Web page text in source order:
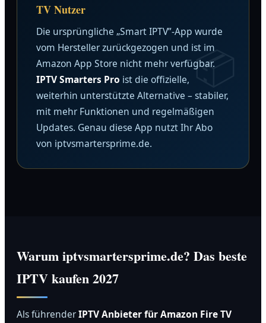
TV Nutzer
Die ursprüngliche „Smart IPTV”-App wurde
vom Hersteller zurückgezogen und ist im
Amazon App Store nicht mehr verfügbar.
IPTV Smarters Pro ist die offizielle,
weiterhin unterstützte Alternative – stabiler,
mit mehr Funktionen und regelmäßigen
Updates. Genau diese App nutzt Ihr Abo
von iptvsmartersprime.de.
Warum iptvsmartersprime.de? Das beste
IPTV kaufen 2027
Als führenderIPTV Anbieter für Amazon Fire TV